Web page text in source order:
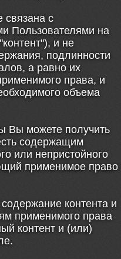
связана с
Пользователями на
и не
подлинности
а равно их
права, и
объема
Вы можете получить
содержащим
или непристойного
применимое право
контента и
применимого права
контент и (или)